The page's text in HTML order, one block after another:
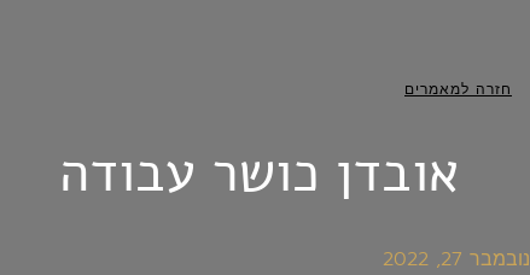
חזרה למאמרים
אובדן כושר עבודה
נובמבר 27, 2022